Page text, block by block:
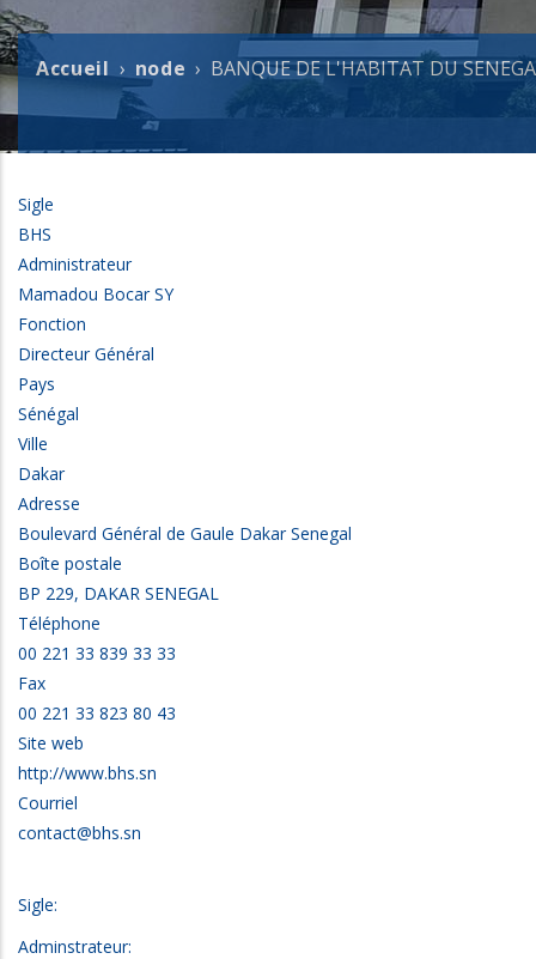
Fil
d'Ariane
Accueil node BANQUE DE L'HABITAT DU
Sigle
BHS
Administrateur
Mamadou Bocar SY
Fonction
Directeur Général
Pays
Sénégal
Ville
Dakar
Adresse
Boulevard Général de Gaule Dakar Senegal
Boîte postale
BP 229, DAKAR SENEGAL
Téléphone
00 221 33 839 33 33
Fax
00 221 33 823 80 43
Site web
http://www.bhs.sn
Courriel
contact@bhs.sn
Sigle:
Adminstrateur: